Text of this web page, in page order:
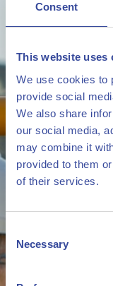
Consent
This website uses
We use cookies to
provide social
We also share
our social media,
may combine it
provided to them
of their services.
Consent
Selection
Necessary